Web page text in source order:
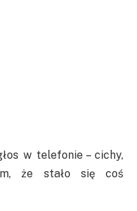
w telefonie – cichy,
że stało się coś